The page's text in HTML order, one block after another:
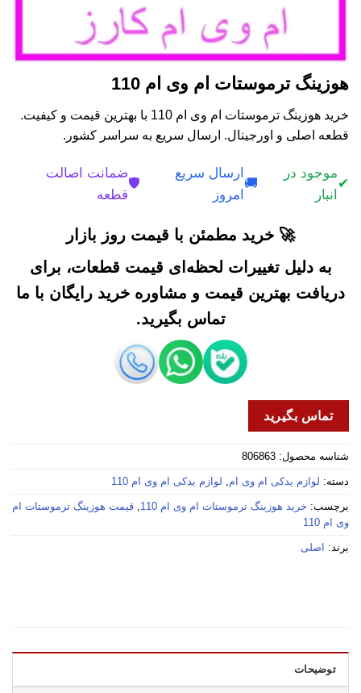
هوزینگ ترموستات ام وی ام 110
خرید هوزینگ ترموستات ام وی ام 110 با بهترین قیمت و کیفیت.
قطعه اصلی و اورجینال. ارسال سریع به سراسر کشور.
✔
موجود در
انبار
🚚
ارسال سریع
امروز
🛡️
ضمانت اصالت
قطعه
🚀 خرید مطمئن با قیمت روز بازار
به دلیل تغییرات لحظه‌ای قیمت قطعات، برای
دریافت بهترین قیمت و مشاوره خرید رایگان با ما
تماس بگیرید.
تماس بگیرید
شناسه محصول: 806863
دسته: لوازم یدکی ام وی ام, لوازم یدکی ام وی ام 110
برچسب: خرید هوزینگ ترموستات ام وی ام 110 , قیمت هوزینگ ترموستات ام
وی ام 110
برند: اصلی
توضیحات